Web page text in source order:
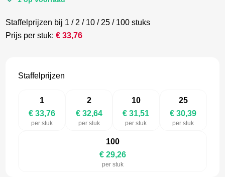
Staffelprijzen bij 1 / 2 / 10 / 25 / 100 stuks
Prijs per stuk:€33,76
Staffelprijzen
1
€ 33,76
per stuk
2
€ 32,64
per stuk
10
€ 31,51
per stuk
25
€ 30,39
per stuk
100
€ 29,26
per stuk